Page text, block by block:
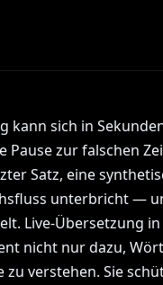
kann sich in
Pause zur falschen
Satz, eine
unterbricht —
Live-Übersetzung in
nicht nur dazu,
zu verstehen. Sie